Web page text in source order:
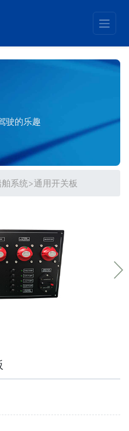
驶的乐趣
舶系统>通用开关板